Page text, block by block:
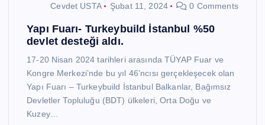
Cevdet USTA Şubat 11, 2024 0 Comments
Yapı Fuarı- Turkeybuild İstanbul %50
devlet desteği aldı.
17-20 Nisan 2024 tarihleri arasında TÜYAP Fuar ve
Kongre Merkezi’nde bu yıl 46’ncısı gerçekleşecek olan
Yapı Fuarı – Turkeybuild İstanbul Balkanlar, Bağımsız
Devletler Topluluğu (BDT) ülkeleri, Orta Doğu ve
Kuzey…